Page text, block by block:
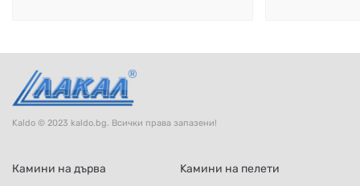
Kaldo © 2023 kaldo.bg. Всички права запазени!
Камини на дърва
Kамини на пелети